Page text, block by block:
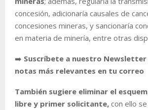
concesión, adicionaría causales de
concesiones mineras, y sancionaría
en materia de minería, entre otras
➡️ Suscríbete a nuestro Newsletter
notas más relevantes en tu correo
También sugiere eliminar el
libre y primer solicitante, con ello